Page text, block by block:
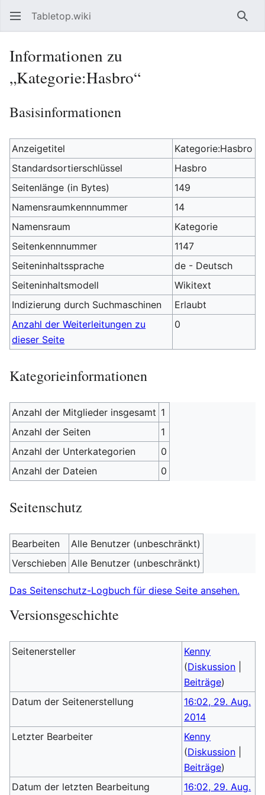
Tabletop.wiki
Informationen zu
„Kategorie:Hasbro“
Basisinformationen
Anzeigetitel
Kategorie:Hasbro
Standardsortierschlüssel
Hasbro
Seitenlänge (in Bytes)
149
Namensraumkennnummer
14
Namensraum
Kategorie
Seitenkennnummer
1147
Seiteninhaltssprache
de - Deutsch
Seiteninhaltsmodell
Wikitext
Indizierung durch Suchmaschinen
Erlaubt
Anzahl der Weiterleitungen zu
dieser Seite
0
Kategorieinformationen
Anzahl der Mitglieder insgesamt 1
Anzahl der Seiten
1
Anzahl der Unterkategorien
0
Anzahl der Dateien
0
Seitenschutz
Bearbeiten
Alle Benutzer (unbeschränkt)
Verschieben Alle Benutzer (unbeschränkt)
Das Seitenschutz-Logbuch für diese Seite ansehen.
Versionsgeschichte
Seitenersteller
Kenny
(Diskussion
Beiträge)
Datum der Seitenerstellung
16:02, 29. Aug.
2014
Letzter Bearbeiter
Kenny
(Diskussion
Beiträge)
Datum der letzten Bearbeitung
16:02, 29. Aug.